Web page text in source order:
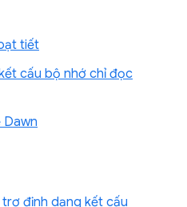
tiết
cấu bộ nhớ chỉ đọc
Dawn
định dạng kết cấu